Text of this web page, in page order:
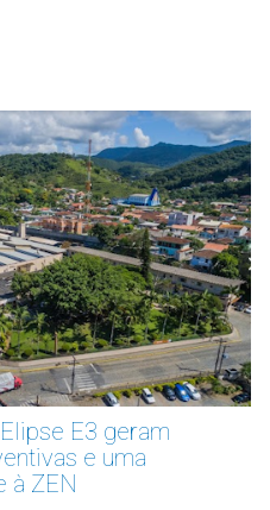
E3 geram
e uma
à ZEN